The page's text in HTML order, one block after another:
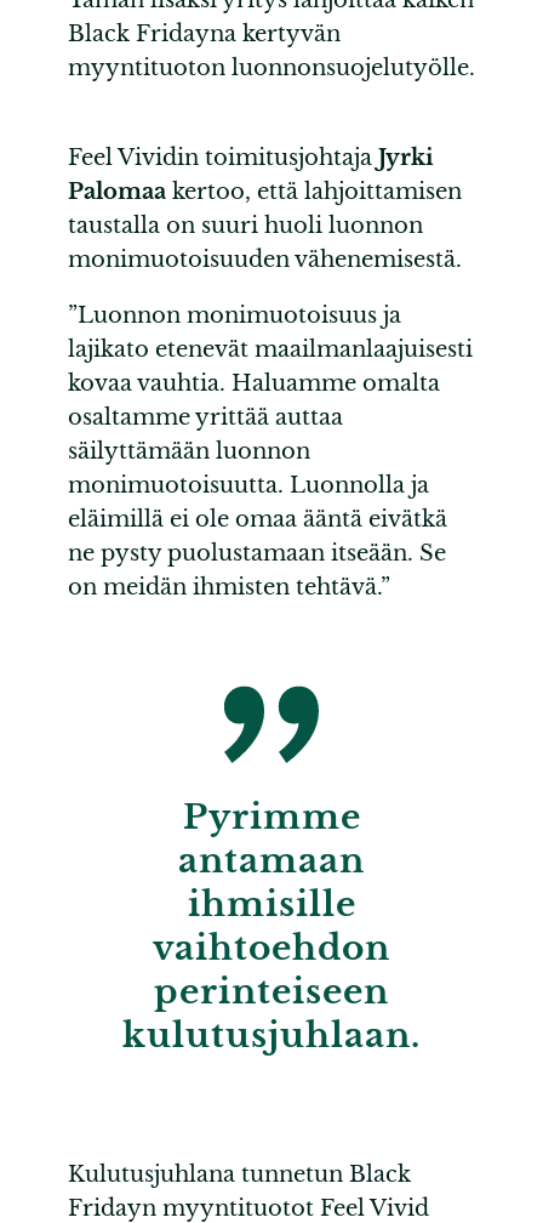
Black Fridayna kertyvän
myyntituoton luonnonsuojelutyölle.
Feel Vividin toimitusjohtaja Jyrki
Palomaa kertoo, että lahjoittamisen
taustalla on suuri huoli luonnon
monimuotoisuuden vähenemisestä.
”Luonnon monimuotoisuus ja
lajikato etenevät maailmanlaajuisesti
kovaa vauhtia. Haluamme omalta
osaltamme yrittää auttaa
säilyttämään luonnon
monimuotoisuutta. Luonnolla ja
eläimillä ei ole omaa ääntä eivätkä
ne pysty puolustamaan itseään. Se
on meidän ihmisten tehtävä.”
Pyrimme
antamaan
ihmisille
vaihtoehdon
perinteiseen
kulutusjuhlaan.
Kulutusjuhlana tunnetun Black
Fridayn myyntituotot Feel Vivid